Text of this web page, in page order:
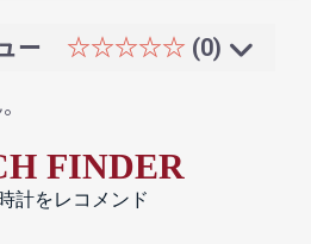
ー ☆☆☆☆☆ (0)
FINDER
計をレコメンド